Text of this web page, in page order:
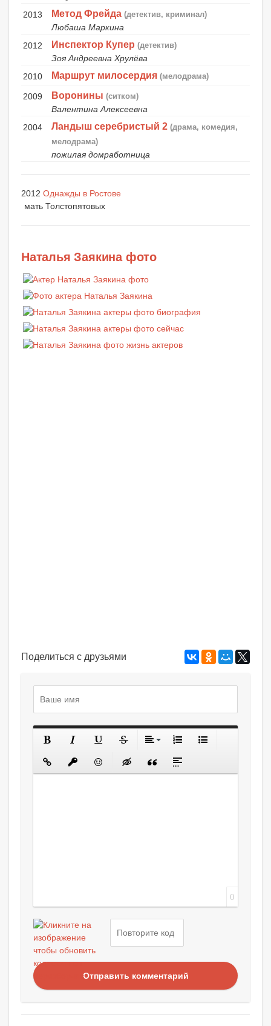
2013
Метод Фрейда (детектив, криминал)
Любаша Маркина
2012
Инспектор Купер (детектив)
Зоя Андреевна Хрулёва
2010
Маршрут милосердия (мелодрама)
2009 Воронины (ситком)
Валентина Алексеевна
2004
Ландыш серебристый 2 (драма, комедия,
мелодрама)
пожилая домработница
2012 Однажды в Ростове
мать Толстопятовых
Наталья Заякина фото
Поделиться с друзьями
0
Отправить комментарий